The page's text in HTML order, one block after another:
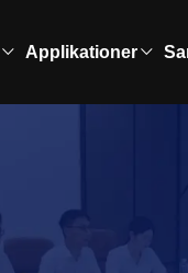
Applikationer